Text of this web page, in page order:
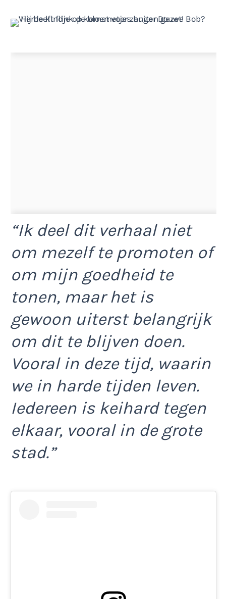
“Ik deel dit verhaal niet
om mezelf te promoten of
om mijn goedheid te
tonen, maar het is
gewoon uiterst belangrijk
om dit te blijven doen.
Vooral in deze tijd, waarin
we in harde tijden leven.
Iedereen is keihard tegen
elkaar, vooral in de grote
stad.”